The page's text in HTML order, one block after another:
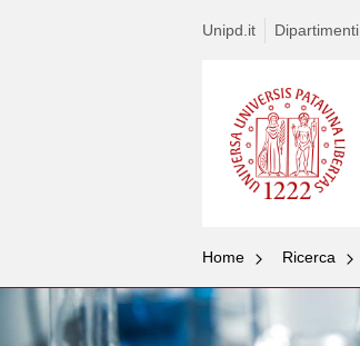
Unipd.it Dipartimenti
Home Ricerca